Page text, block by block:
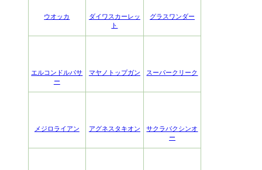
ウオッカ
ダイワスカーレッ
ト
グラスワンダー
エルコンドルパサ
ー
マヤノトップガン スーパークリーク
メジロライアン アグネスタキオン
サクラバクシンオ
ー